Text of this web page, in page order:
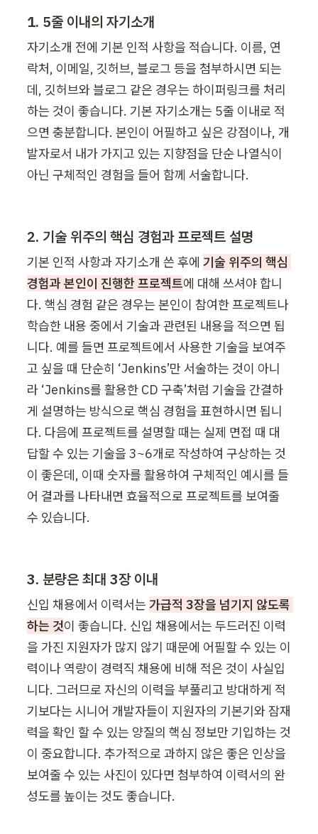
1. 5줄 이내의 자기소개
자기소개 전에 기본 인적 사항을 적습니다. 이름, 연
락처, 이메일, 깃허브, 블로그 등을 첨부하시면 되는
데, 깃허브와 블로그 같은 경우는 하이퍼링크를 처리
하는 것이 좋습니다. 기본 자기소개는 5줄 이내로 적
으면 충분합니다. 본인이 어필하고 싶은 강점이나, 개
발자로서 내가 가지고 있는 지향점을 단순 나열식이
아닌 구체적인 경험을 들어 함께 서술합니다.
2. 기술 위주의 핵심 경험과 프로젝트 설명
기본 인적 사항과 자기소개 쓴 후에 기술 위주의 핵심
경험과 본인이 진행한 프로젝트에 대해 쓰셔야 합니
다. 핵심 경험 같은 경우는 본인이 참여한 프로젝트나
학습한 내용 중에서 기술과 관련된 내용을 적으면 됩
니다. 예를 들면 프로젝트에서 사용한 기술을 보여주
고 싶을 때 단순히 ‘Jenkins’만 서술하는 것이 아니
라 ‘Jenkins를 활용한 CD 구축’처럼 기술을 간결하
게 설명하는 방식으로 핵심 경험을 표현하시면 됩니
다. 다음에 프로젝트를 설명할 때는 실제 면접 때 대
답할 수 있는 기술을 3~6개로 작성하여 구상하는 것
이 좋은데, 이때 숫자를 활용하여 구체적인 예시를 들
어 결과를 나타내면 효율적으로 프로젝트를 보여줄
수 있습니다.
3. 분량은 최대 3장 이내
신입 채용에서 이력서는 가급적 3장을 넘기지 않도록
하는 것이 좋습니다. 신입 채용에서는 두드러진 이력
을 가진 지원자가 많지 않기 때문에 어필할 수 있는 이
력이나 역량이 경력직 채용에 비해 적은 것이 사실입
니다. 그러므로 자신의 이력을 부풀리고 방대하게 적
기보다는 시니어 개발자들이 지원자의 기본기와 잠재
력을 확인 할 수 있는 양질의 핵심 정보만 기입하는 것
이 중요합니다. 추가적으로 과하지 않은 좋은 인상을
보여줄 수 있는 사진이 있다면 첨부하여 이력서의 완
성도를 높이는 것도 좋습니다.